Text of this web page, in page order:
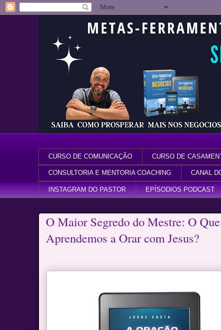
CURSO DE COMUNICAÇÃO CURSO DE
CONSULTORIA E MENTORIA COACHING CANAL
INSTAGRAM DO PASTOR EPÍSODIOS PODCAST
O Maior Segredo do Mestre: O
Aprendemos a Orar com Jesus?